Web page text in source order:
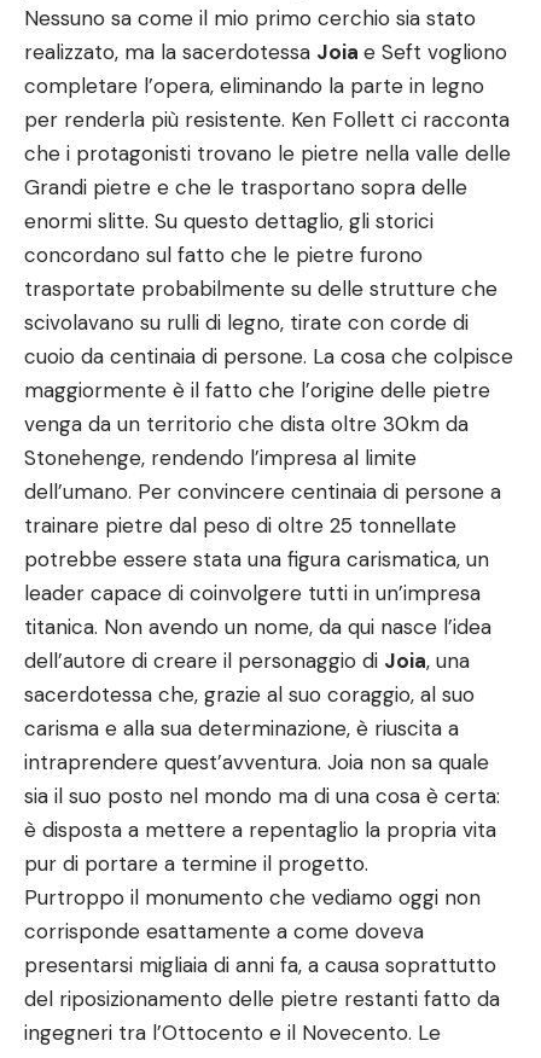
Nessuno sa come il mio primo cerchio sia stato
realizzato, ma la sacerdotessa Joia e Seft vogliono
completare l’opera, eliminando la parte in legno
per renderla più resistente. Ken Follett ci racconta
che i protagonisti trovano le pietre nella valle delle
Grandi pietre e che le trasportano sopra delle
enormi slitte. Su questo dettaglio, gli storici
concordano sul fatto che le pietre furono
trasportate probabilmente su delle strutture che
scivolavano su rulli di legno, tirate con corde di
cuoio da centinaia di persone. La cosa che colpisce
maggiormente è il fatto che l’origine delle pietre
venga da un territorio che dista oltre 30km da
Stonehenge, rendendo l’impresa al limite
dell’umano. Per convincere centinaia di persone a
trainare pietre dal peso di oltre 25 tonnellate
potrebbe essere stata una figura carismatica, un
leader capace di coinvolgere tutti in un’impresa
titanica. Non avendo un nome, da qui nasce l’idea
dell’autore di creare il personaggio di Joia, una
sacerdotessa che, grazie al suo coraggio, al suo
carisma e alla sua determinazione, è riuscita a
intraprendere quest’avventura. Joia non sa quale
sia il suo posto nel mondo ma di una cosa è certa:
è disposta a mettere a repentaglio la propria vita
pur di portare a termine il progetto.
Purtroppo il monumento che vediamo oggi non
corrisponde esattamente a come doveva
presentarsi migliaia di anni fa, a causa soprattutto
del riposizionamento delle pietre restanti fatto da
ingegneri tra l’Ottocento e il Novecento. Le